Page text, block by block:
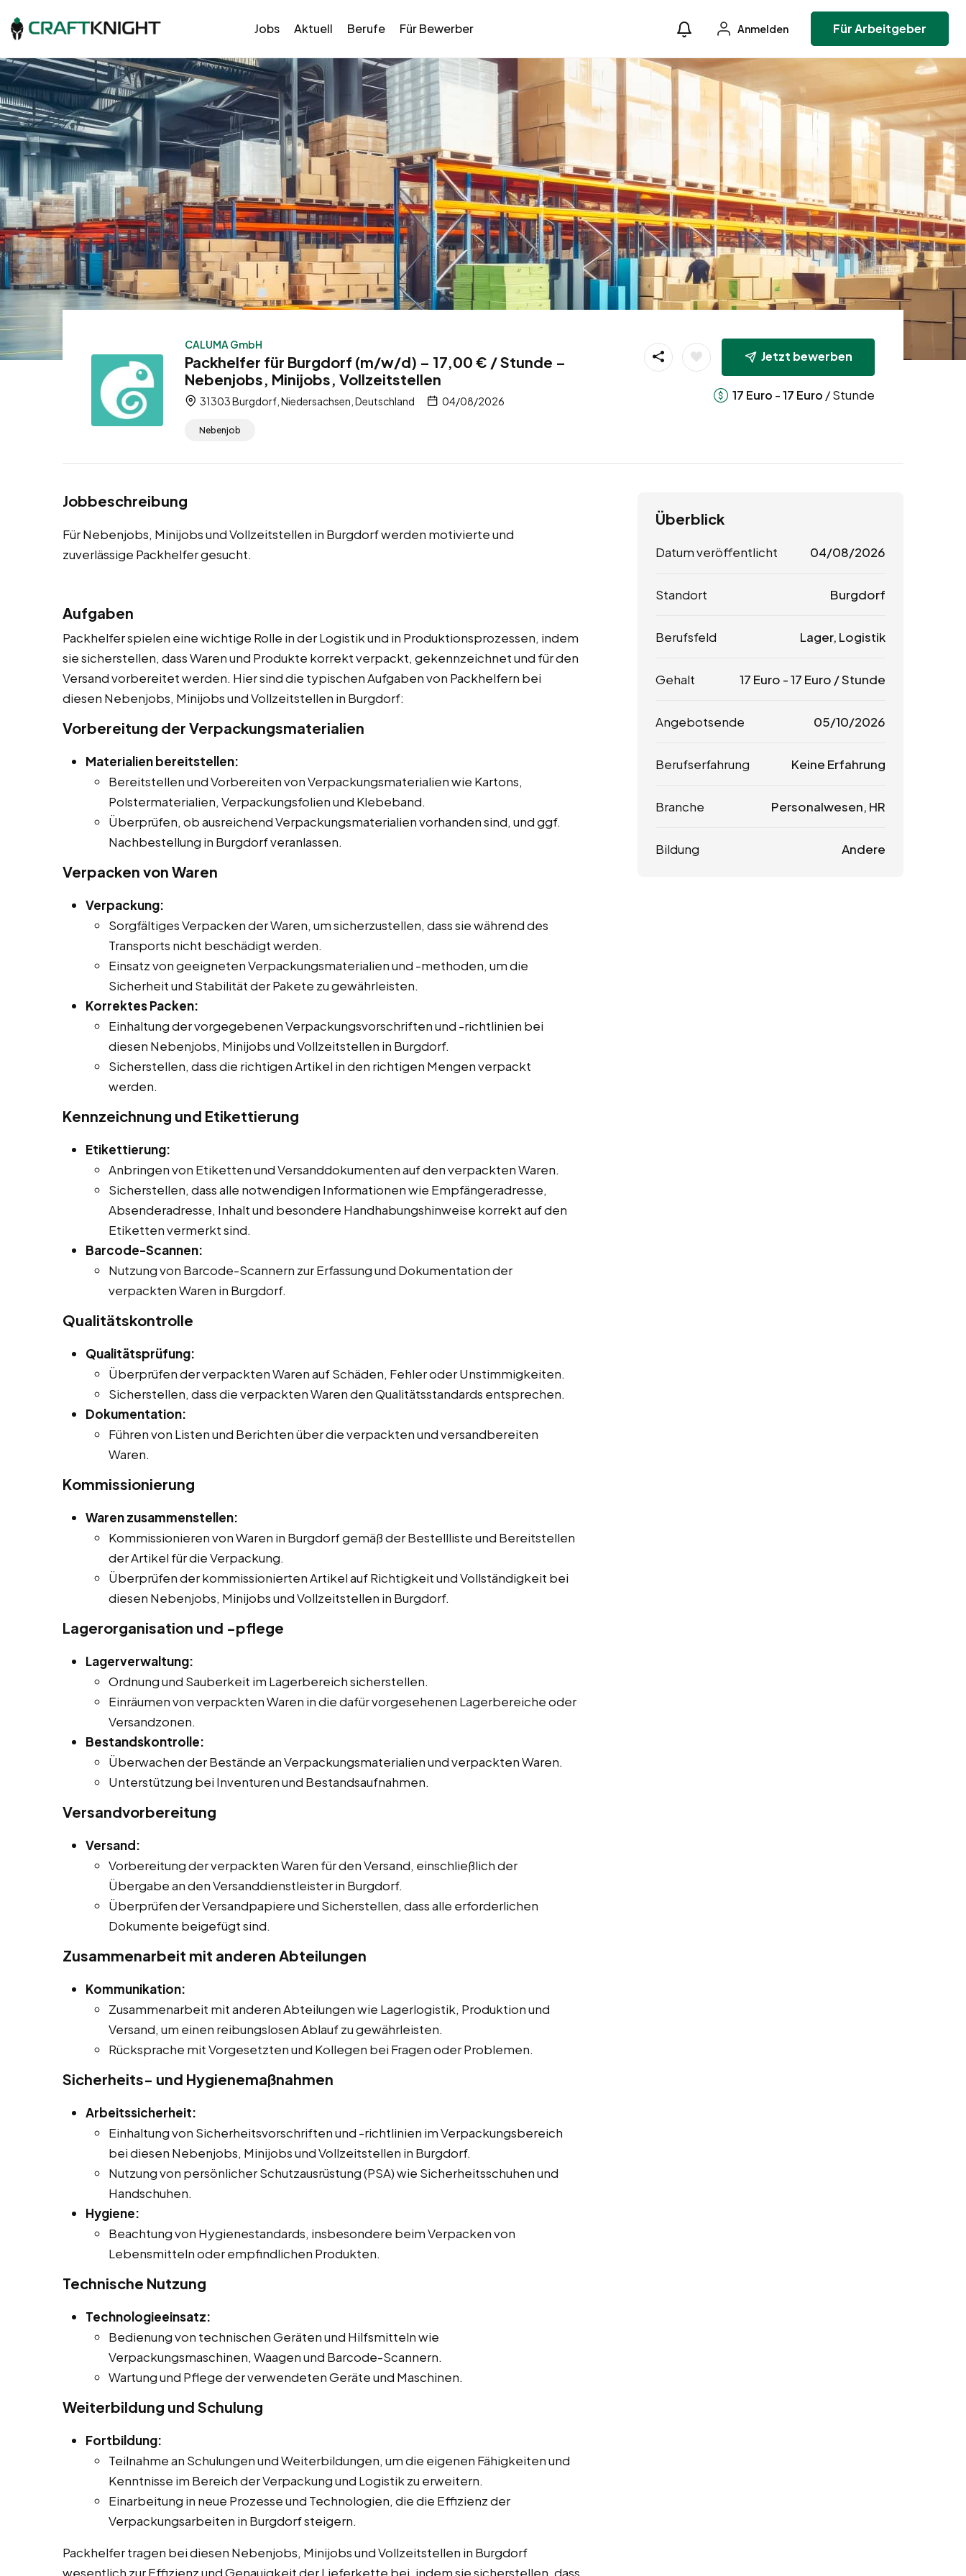
Jobs Aktuell Berufe Für Bewerber Anmelden Für Arbeitgeber
CALUMA GmbH
Packhelfer für Burgdorf (m/w/d) – 17,00 € / Stunde –
Nebenjobs, Minijobs, Vollzeitstellen
31303 Burgdorf, Niedersachsen, Deutschland 04/08/2026
Nebenjob
Jetzt bewerben
17 Euro -17 Euro / Stunde
Jobbeschreibung
Für Nebenjobs, Minijobs und Vollzeitstellen in Burgdorf werden motivierte und
zuverlässige Packhelfer gesucht.
Aufgaben
Packhelfer spielen eine wichtige Rolle in der Logistik und in Produktionsprozessen, indem
sie sicherstellen, dass Waren und Produkte korrekt verpackt, gekennzeichnet und für den
Versand vorbereitet werden. Hier sind die typischen Aufgaben von Packhelfern bei
diesen Nebenjobs, Minijobs und Vollzeitstellen in Burgdorf:
Vorbereitung der Verpackungsmaterialien
Materialien bereitstellen:
Bereitstellen und Vorbereiten von Verpackungsmaterialien wie Kartons,
Polstermaterialien, Verpackungsfolien und Klebeband.
Überprüfen, ob ausreichend Verpackungsmaterialien vorhanden sind, und ggf.
Nachbestellung in Burgdorf veranlassen.
Verpacken von Waren
Verpackung:
Sorgfältiges Verpacken der Waren, um sicherzustellen, dass sie während des
Transports nicht beschädigt werden.
Einsatz von geeigneten Verpackungsmaterialien und -methoden, um die
Sicherheit und Stabilität der Pakete zu gewährleisten.
Korrektes Packen:
Einhaltung der vorgegebenen Verpackungsvorschriften und -richtlinien bei
diesen Nebenjobs, Minijobs und Vollzeitstellen in Burgdorf.
Sicherstellen, dass die richtigen Artikel in den richtigen Mengen verpackt
werden.
Kennzeichnung und Etikettierung
Etikettierung:
Anbringen von Etiketten und Versanddokumenten auf den verpackten Waren.
Sicherstellen, dass alle notwendigen Informationen wie Empfängeradresse,
Absenderadresse, Inhalt und besondere Handhabungshinweise korrekt auf den
Etiketten vermerkt sind.
Barcode-Scannen:
Nutzung von Barcode-Scannern zur Erfassung und Dokumentation der
verpackten Waren in Burgdorf.
Qualitätskontrolle
Qualitätsprüfung:
Überprüfen der verpackten Waren auf Schäden, Fehler oder Unstimmigkeiten.
Sicherstellen, dass die verpackten Waren den Qualitätsstandards entsprechen.
Dokumentation:
Führen von Listen und Berichten über die verpackten und versandbereiten
Waren.
Kommissionierung
Waren zusammenstellen:
Kommissionieren von Waren in Burgdorf gemäß der Bestellliste und Bereitstellen
der Artikel für die Verpackung.
Überprüfen der kommissionierten Artikel auf Richtigkeit und Vollständigkeit bei
diesen Nebenjobs, Minijobs und Vollzeitstellen in Burgdorf.
Lagerorganisation und -pflege
Lagerverwaltung:
Ordnung und Sauberkeit im Lagerbereich sicherstellen.
Einräumen von verpackten Waren in die dafür vorgesehenen Lagerbereiche oder
Versandzonen.
Bestandskontrolle:
Überwachen der Bestände an Verpackungsmaterialien und verpackten Waren.
Unterstützung bei Inventuren und Bestandsaufnahmen.
Versandvorbereitung
Versand:
Vorbereitung der verpackten Waren für den Versand, einschließlich der
Übergabe an den Versanddienstleister in Burgdorf.
Überprüfen der Versandpapiere und Sicherstellen, dass alle erforderlichen
Dokumente beigefügt sind.
Zusammenarbeit mit anderen Abteilungen
Kommunikation:
Zusammenarbeit mit anderen Abteilungen wie Lagerlogistik, Produktion und
Versand, um einen reibungslosen Ablauf zu gewährleisten.
Rücksprache mit Vorgesetzten und Kollegen bei Fragen oder Problemen.
Sicherheits- und Hygienemaßnahmen
Arbeitssicherheit:
Einhaltung von Sicherheitsvorschriften und -richtlinien im Verpackungsbereich
bei diesen Nebenjobs, Minijobs und Vollzeitstellen in Burgdorf.
Nutzung von persönlicher Schutzausrüstung (PSA) wie Sicherheitsschuhen und
Handschuhen.
Hygiene:
Beachtung von Hygienestandards, insbesondere beim Verpacken von
Lebensmitteln oder empfindlichen Produkten.
Technische Nutzung
Technologieeinsatz:
Bedienung von technischen Geräten und Hilfsmitteln wie
Verpackungsmaschinen, Waagen und Barcode-Scannern.
Wartung und Pflege der verwendeten Geräte und Maschinen.
Weiterbildung und Schulung
Fortbildung:
Teilnahme an Schulungen und Weiterbildungen, um die eigenen Fähigkeiten und
Kenntnisse im Bereich der Verpackung und Logistik zu erweitern.
Einarbeitung in neue Prozesse und Technologien, die die Effizienz der
Verpackungsarbeiten in Burgdorf steigern.
Packhelfer tragen bei diesen Nebenjobs, Minijobs und Vollzeitstellen in Burgdorf
wesentlich zur Effizienz und Genauigkeit der Lieferkette bei, indem sie sicherstellen, dass
Überblick
Datum veröffentlicht 04/08/2026
Standort Burgdorf
Berufsfeld Lager, Logistik
Gehalt 17 Euro -17 Euro / Stunde
Angebotsende 05/10/2026
Berufserfahrung Keine Erfahrung
Branche Personalwesen, HR
Bildung Andere